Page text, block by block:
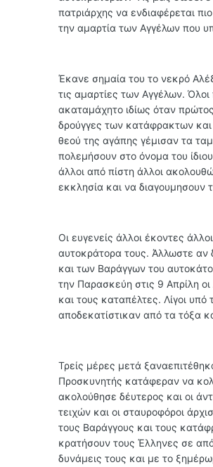
πατριάρχης να ενδιαφέρεται
την αμαρτία των Αγγέλων που
Έκανε σημαία του το νεκρό
τις αμαρτίες των Αγγέλων.
ακαταμάχητο ιδίως όταν
δρούγγες των κατάφρακτων
θεού της αγάπης γέμισαν τα
πολεμήσουν στο όνομα του
άλλοι από πίστη άλλοι
εκκλησία και να διαγουμησουν
Οι ευγενείς άλλοι έκοντες
αυτοκράτορα τους. Άλλωστε αν
και των Βαράγγων του
την Παρασκεύη στις 9 Απρίλη
και τους καταπέλτες. Λίγοι
αποδεκατίστικαν από τα τόξα
Τρείς μέρες μετά
Προσκυνητής κατάφεραν να
ακολούθησε δέυτερος και οι
τειχών και οι σταυροφόροι
τους Βαράγγους και τους
κρατήσουν τους Έλληνες σε
δυνάμεις τους και με το